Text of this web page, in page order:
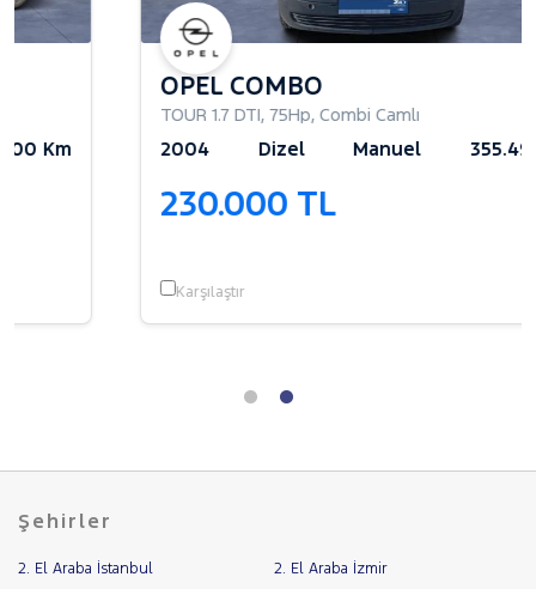
OPEL COMBO
,75Hp ,Combi Camlı
2004 Dizel Manuel 355.490 Km
230.000 TL
Şehirler
2. El Araba İstanbul 2. El Araba İzmir